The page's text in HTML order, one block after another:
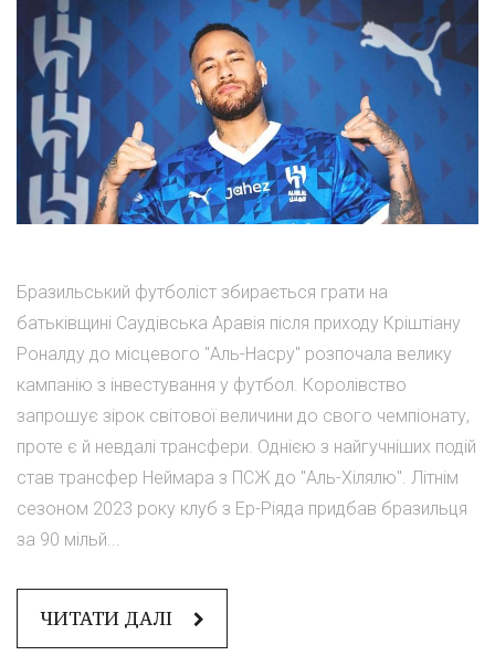
Бразильський футболіст збирається грати на
батьківщині Саудівська Аравія після приходу Кріштіану
Роналду до місцевого "Аль-Насру" розпочала велику
кампанію з інвестування у футбол. Королівство
запрошує зірок світової величини до свого чемпіонату,
проте є й невдалі трансфери. Однією з найгучніших подій
став трансфер Неймара з ПСЖ до "Аль-Хілялю". Літнім
сезоном 2023 року клуб з Ер-Ріяда придбав бразильця
за 90 мільй...
ЧИТАТИ ДАЛІ